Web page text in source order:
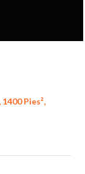
Pies²,